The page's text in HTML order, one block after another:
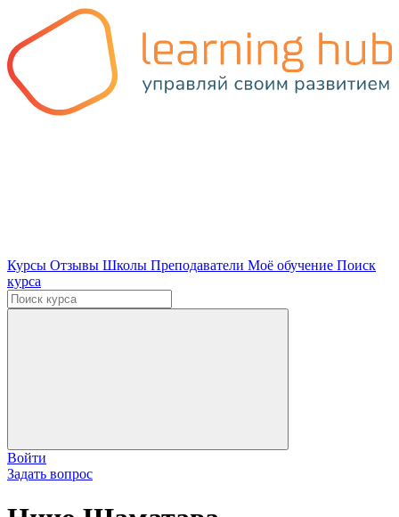
Курсы Отзывы Школы Преподаватели Моё обучение Поиск
курса
Войти
Задать вопрос